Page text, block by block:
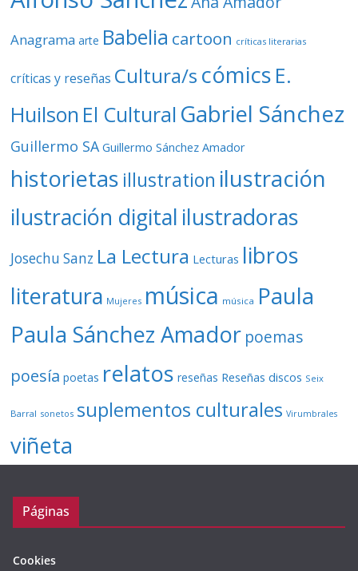
Anagrama arte Babelia cartoon críticas literarias
críticas y reseñas Cultura/s cómics E.
Huilson El Cultural Gabriel Sánchez
Guillermo SA Guillermo Sánchez Amador
historietas illustration ilustración
ilustración digital ilustradoras
Josechu Sanz La Lectura Lecturas libros
literatura Mujeres música música Paula
Paula Sánchez Amador poemas
poesía poetas relatos reseñas Reseñas discos Seix
Barral sonetos suplementos culturales Virumbrales
viñeta
Páginas
Cookies